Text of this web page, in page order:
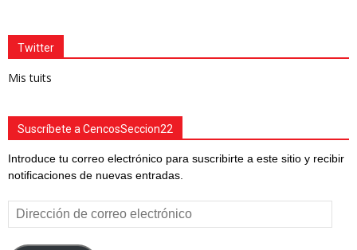
Twitter
Mis tuits
Suscríbete a CencosSeccion22
Introduce tu correo electrónico para suscribirte a este sitio y recibir
notificaciones de nuevas entradas.
Dirección
de